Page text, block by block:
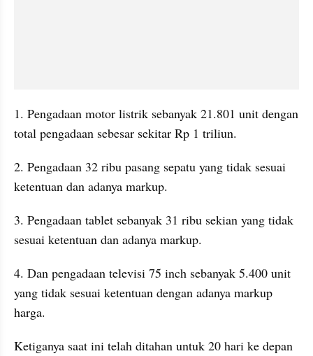
1. Pengadaan motor listrik sebanyak 21.801 unit dengan
total pengadaan sebesar sekitar Rp 1 triliun.
2. Pengadaan 32 ribu pasang sepatu yang tidak sesuai
ketentuan dan adanya markup.
3. Pengadaan tablet sebanyak 31 ribu sekian yang tidak
sesuai ketentuan dan adanya markup.
4. Dan pengadaan televisi 75 inch sebanyak 5.400 unit
yang tidak sesuai ketentuan dengan adanya markup
harga.
Ketiganya saat ini telah ditahan untuk 20 hari ke depan